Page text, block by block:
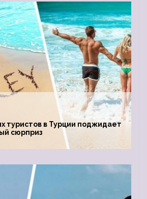
туристов в Турции поджидает
сюрприз